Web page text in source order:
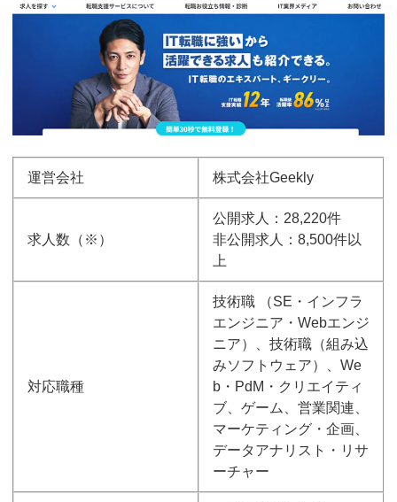
運営会社 株式会社Geekly
求人数（※）
公開求人：28,220件
非公開求人：8,500件以
上
対応職種
技術職 （SE・インフラ
エンジニア・Webエンジ
ニア）、技術職（組み込
みソフトウェア）、We
b・PdM・クリエイティ
ブ、ゲーム、営業関連、
マーケティング・企画、
データアナリスト・リサ
ーチャー